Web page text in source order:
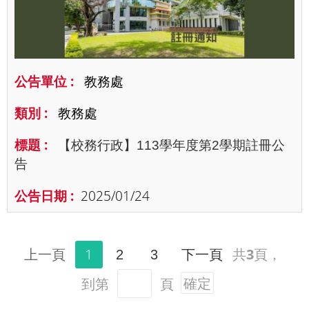
教務處
教務處
【校務行政】113學年度第2學期註冊公
告
2025/01/24
上一頁 1 2 3 下一頁 共3頁，
到第
頁 確定